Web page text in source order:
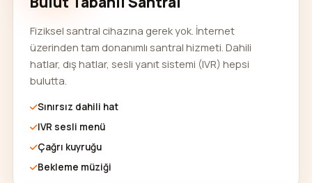
Fiziksel santral cihazına gerek yok. İnternet
üzerinden tam donanımlı santral hizmeti. Dahili
hatlar, dış hatlar, sesli yanıt sistemi (IVR) hepsi
bulutta.
Sınırsız dahili hat
IVR sesli menü
Çağrı kuyruğu
Bekleme müziği